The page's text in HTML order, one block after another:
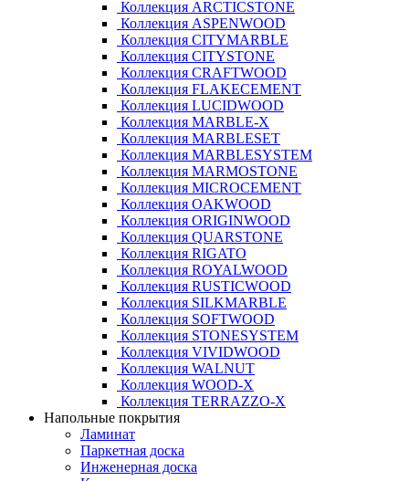
Коллекция ARCTICSTONE
Коллекция ASPENWOOD
Коллекция CITYMARBLE
Коллекция CITYSTONE
Коллекция CRAFTWOOD
Коллекция FLAKECEMENT
Коллекция LUCIDWOOD
Коллекция MARBLE-X
Коллекция MARBLESET
Коллекция MARBLESYSTEM
Коллекция MARMOSTONE
Коллекция MICROCEMENT
Коллекция OAKWOOD
Коллекция ORIGINWOOD
Коллекция QUARSTONE
Коллекция RIGATO
Коллекция ROYALWOOD
Коллекция RUSTICWOOD
Коллекция SILKMARBLE
Коллекция SOFTWOOD
Коллекция STONESYSTEM
Коллекция VIVIDWOOD
Коллекция WALNUT
Коллекция WOOD-X
Коллекция ТЕRRАZZO-X
Напольные покрытия
Ламинат
Паркетная доска
Инженерная доска